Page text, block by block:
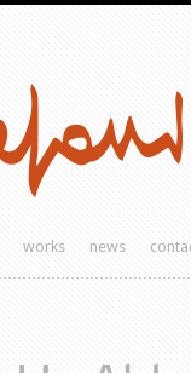
works news